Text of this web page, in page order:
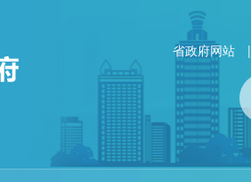
省政府网站
|